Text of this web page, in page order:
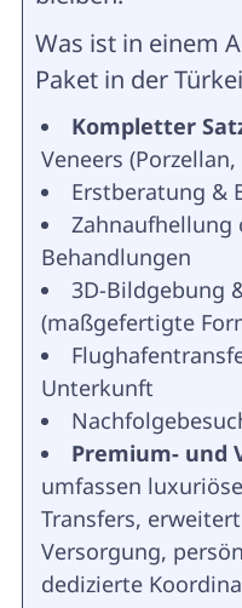
Was ist in einem
Paket in der
Kompletter
Veneers
Erstberatung &
Zahnaufhellung
Behandlungen
3D-Bildgebung
(maßgefertigte
Unterkunft
Premium- und
umfassen
Transfers,
Versorgung,
dedizierte